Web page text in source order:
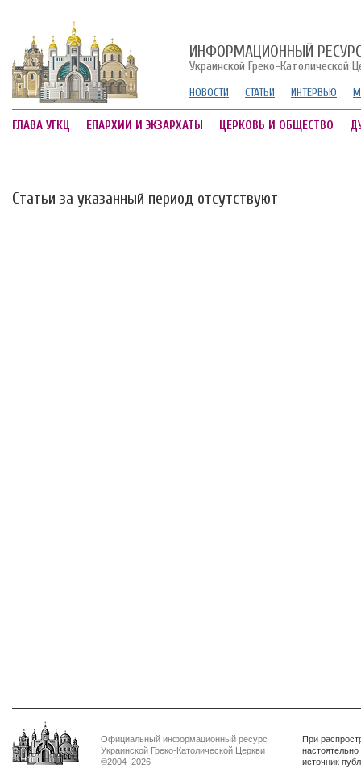
ИНФОРМАЦИОННЫЙ
Украинской Греко-Католической
НОВОСТИ СТАТЬИ ИНТЕРВЬЮ
ГЛАВА УГКЦ ЕПАРХИИ И ЭКЗАРХАТЫ ЦЕРКОВЬ И ОБЩЕСТВО
Статьи за указанный период отсутствуют
Официальный информационный ресурс
Украинской Греко-Католической Церкви
©2004–2026
При
источник